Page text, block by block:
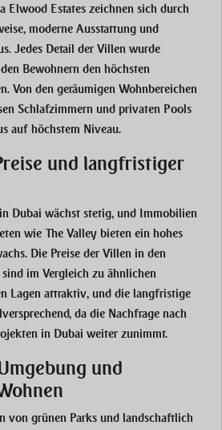
Elwood Estates zeichnen sich durch
, moderne Ausstattung und
Jedes Detail der Villen wurde
Bewohnern den höchsten
Von den geräumigen Wohnbereichen
Schlafzimmern und privaten Pools
auf höchstem Niveau.
und langfristiger
Dubai wächst stetig, und Immobilien
wie The Valley bieten ein hohes
. Die Preise der Villen in den
sind im Vergleich zu ähnlichen
Lagen attraktiv, und die langfristige
da die Nachfrage nach
in Dubai weiter zunimmt.
und
von grünen Parks und landschaftlich